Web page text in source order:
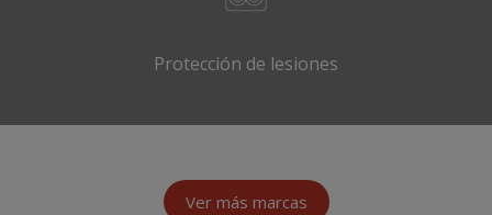
Protección de lesiones
Ver más marcas